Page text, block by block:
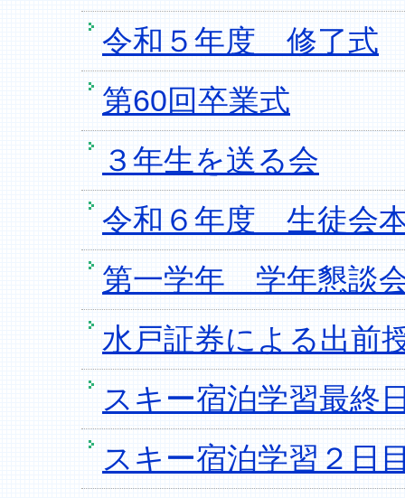
令和５年度 修了式
第60回卒業式
３年生を送る会
令和６年度 生徒会
第一学年 学年懇談
水戸証券による出前
スキー宿泊学習最終
スキー宿泊学習２日